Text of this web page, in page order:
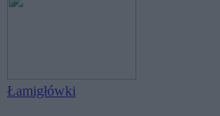
Łamigłówki